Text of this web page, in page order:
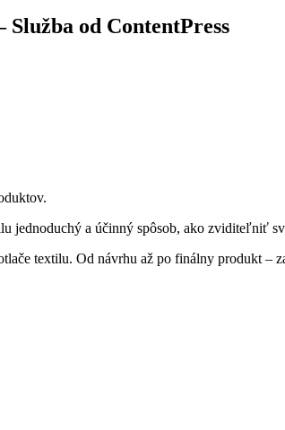
od ContentPress
jednoduchý a účinný spôsob, ako zviditeľniť
textilu. Od návrhu až po finálny produkt –